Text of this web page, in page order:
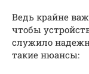
Ведь крайне
чтобы
служило
такие нюансы: